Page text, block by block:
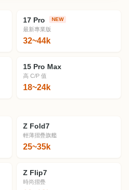
17 Pro NEW
最新專業版
32~44k
15 Pro Max
高 C/P 值
18~24k
Z Fold7
輕薄摺疊旗艦
25~35k
Z Flip7
時尚摺疊